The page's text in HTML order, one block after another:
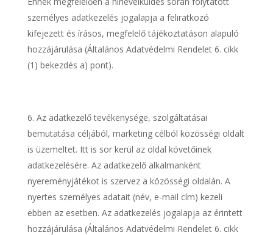
személyes adatkezelés jogalapja a feliratkozó
kifejezett és írásos, megfelelő tájékoztatáson alapuló
hozzájárulása (Általános Adatvédelmi Rendelet 6. cikk
(1) bekezdés a) pont).
Az adatkezelő tevékenysége, szolgáltatásai
bemutatása céljából, marketing célból közösségi oldalt
is üzemeltet. Itt is sor kerül az oldal követőinek
adatkezelésére. Az adatkezelő alkalmanként
nyereményjátékot is szervez a közösségi oldalán. A
nyertes személyes adatait (név, e-mail cím) kezeli
ebben az esetben. Az adatkezelés jogalapja az érintett
hozzájárulása (Általános Adatvédelmi Rendelet 6. cikk